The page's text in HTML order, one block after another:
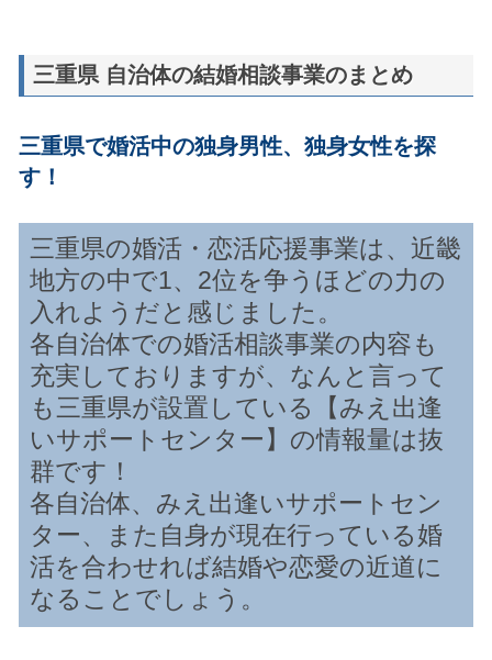
三重県 自治体の結婚相談事業のまとめ
三重県で婚活中の独身男性、独身女性を探
す！
三重県の婚活・恋活応援事業は、近畿
地方の中で1、2位を争うほどの力の
入れようだと感じました。
各自治体での婚活相談事業の内容も
充実しておりますが、なんと言って
も三重県が設置している【みえ出逢
いサポートセンター】の情報量は抜
群です！
各自治体、みえ出逢いサポートセン
ター、また自身が現在行っている婚
活を合わせれば結婚や恋愛の近道に
なることでしょう。